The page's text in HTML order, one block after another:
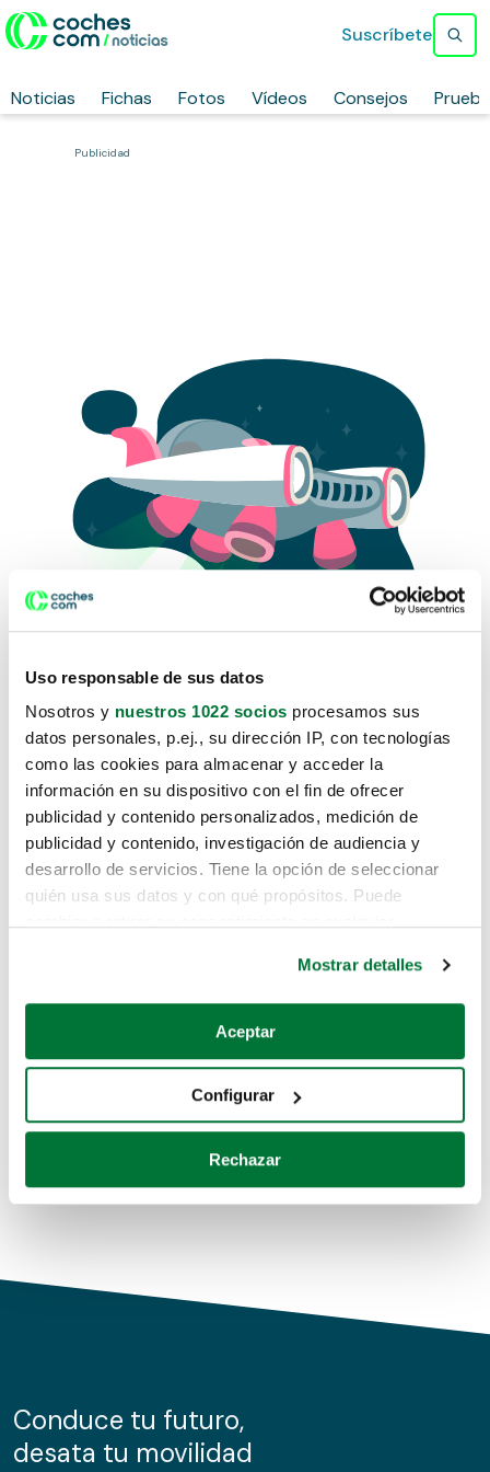
Uso responsable de sus datos
Nosotros y nuestros 1022 socios procesamos sus
datos personales, p.ej., su dirección IP, con tecnologías
como las cookies para almacenar y acceder la
información en su dispositivo con el fin de ofrecer
publicidad y contenido personalizados, medición de
publicidad y contenido, investigación de audiencia y
desarrollo de servicios. Tiene la opción de seleccionar
quién usa sus datos y con qué propósitos. Puede
Si lo permite, también quisiéramos:
Recopilar información sobre su ubicación geográfica
Identificar su dispositivo analizándolo activamente
para buscar características específicas (huellas
Obtenga más información sobre cómo se procesan sus
de cookies.
información sobre el uso que haga del sitio web con
nuestros partners de redes sociales, publicidad y análisis
Mostrar detalles
Aceptar
Configurar
Rechazar
Noticias Fichas Fotos Vídeos Consejos
Suscríbete
Publicidad
Lo sentimos, no sabemos como
te hemos traido hasta aquí.
Pero puedes encontrar el coche que estás
buscando en alguno de estos enlaces:
Coches de segunda mano
Coches de km0
Conduce tu futuro,
desata tu movilidad